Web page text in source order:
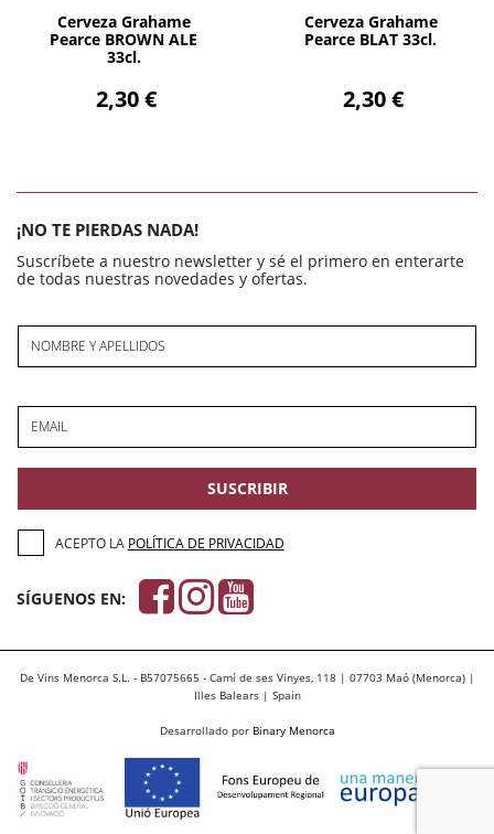
Cerveza Grahame
Pearce BROWN ALE
33cl.
2,30 €
Cerveza Grahame
Pearce BLAT 33cl.
2,30 €
¡NO TE PIERDAS NADA!
Suscríbete a nuestro newsletter y sé el primero en enterarte
de todas nuestras novedades y ofertas.
NOMBRE Y APELLIDOS
EMAIL
SUSCRIBIR
ACEPTO LA POLÍTICA DE PRIVACIDAD
SÍGUENOS EN:
De Vins Menorca S.L. - B57075665 - Camí de ses Vinyes, 118 | 07703 Maó (Menorca) |
Illes Balears | Spain
Desarrollado por Binary Menorca